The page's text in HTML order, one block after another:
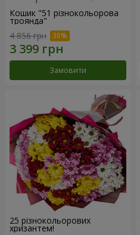
Кошик "51 різнокольорова
троянда"
4 856 грн
Замовити
25 різнокольорових
хризантем!